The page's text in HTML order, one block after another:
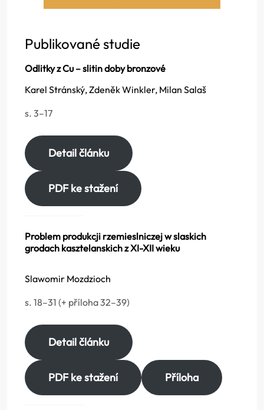
Publikované studie
Odlitky z Cu – slitin doby bronzové
Karel Stránský, Zdeněk Winkler, Milan Salaš
s. 3–17
Detail článku
PDF ke stažení
Problem produkcji rzemieslniczej w slaskich
grodach kasztelanskich z XI-XII wieku
Slawomir Mozdzioch
s. 18–31 (+ příloha 32–39)
Detail článku
PDF ke stažení Příloha